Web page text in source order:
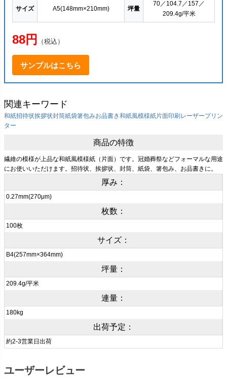
サイズ A5(148mm×210mm) 坪量
70／104.7／157／
209.4g/平米
88円 （税込）
サンプルはこちら
関連キーワード
和紙招待状挨拶状封筒紙袋箸包みお品書き和紙風模様紙片面印刷 レーザープリン
ター
商品の特徴
繊維の模様が上品な和紙風模様紙（片面）です。冠婚葬祭などフォーマルな用途
にお使いいただけます。招待状、挨拶状、封筒、紙袋、箸包み、お品書きに。
厚み：
0.27mm(270μm)
枚数：
100枚
サイズ：
B4(257mm×364mm)
坪量：
209.4g/平米
連量：
180kg
出荷予定：
約2-3営業日出荷
ユーザーレビュー